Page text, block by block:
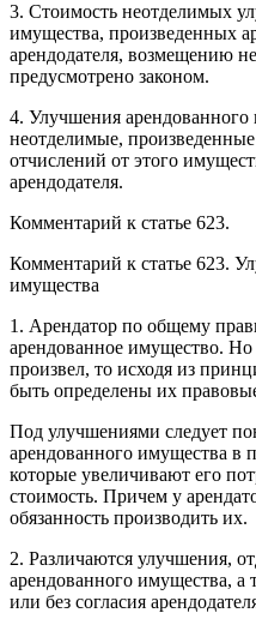
3. Стоимость неотделимых
имущества, произведенных
арендодателя, возмещению
предусмотрено законом.
4. Улучшения
неотделимые,
отчислений от этого
арендодателя.
Комментарий к статье 623.
Комментарий к статье 623.
имущества
1. Арендатор по общему
арендованное имущество. Но
произвел, то исходя из
быть определены их
Под улучшениями следует
арендованного имущества в
которые увеличивают его
стоимость. Причем у
обязанность производить их.
2. Различаются улучшения,
арендованного имущества, а
или без согласия